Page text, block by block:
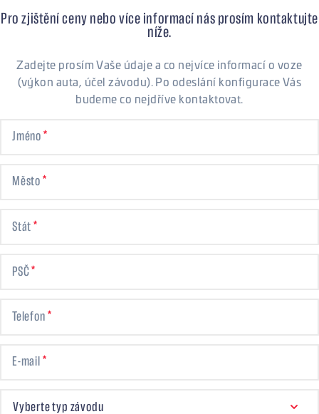
Pro zjištění ceny nebo více informací nás prosím kontaktujte
níže.
Zadejte prosím Vaše údaje a co nejvíce informací o voze
(výkon auta, účel závodu). Po odeslání konfigurace Vás
budeme co nejdříve kontaktovat.
Jméno
Město
Stát
PSČ
Telefon
E-mail
Vyberte typ závodu